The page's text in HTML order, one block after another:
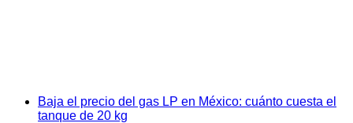
Baja el precio del gas LP en México: cuánto cuesta el
tanque de 20 kg